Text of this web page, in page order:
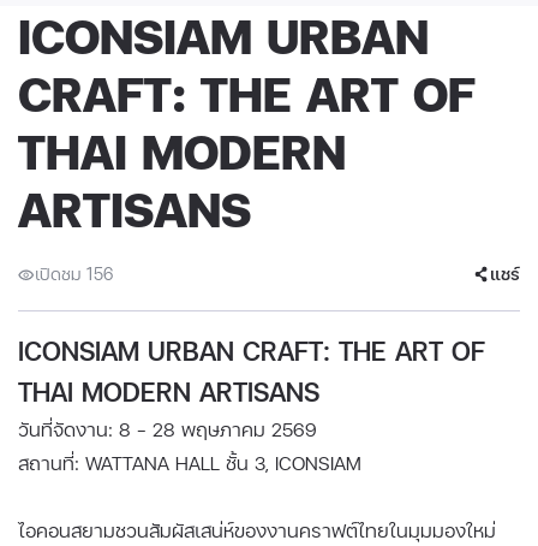
ICONSIAM URBAN
CRAFT: THE ART OF
THAI MODERN
ARTISANS
เปิดชม 156 แชร์
ICONSIAM URBAN CRAFT: THE ART OF
THAI MODERN ARTISANS
วันที่จัดงาน: 8 - 28 พฤษภาคม 2569
สถานที่: WATTANA HALL ชั้น 3, ICONSIAM
ไอคอนสยามชวนสัมผัสเสน่ห์ของงานคราฟต์ไทยในมุมมองใหม่